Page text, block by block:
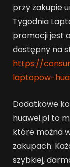
przy zakupie
Tygodnia
promocji jest
dostępny na
https://
laptopow-
Dodatkowe
huawei.pl to
które można
zakupach.
szybkiej,